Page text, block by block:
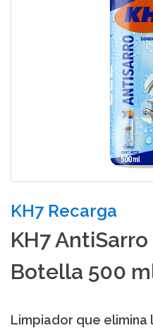
KH7 Recarga
KH7
Botella 500
Limpiador que elimina